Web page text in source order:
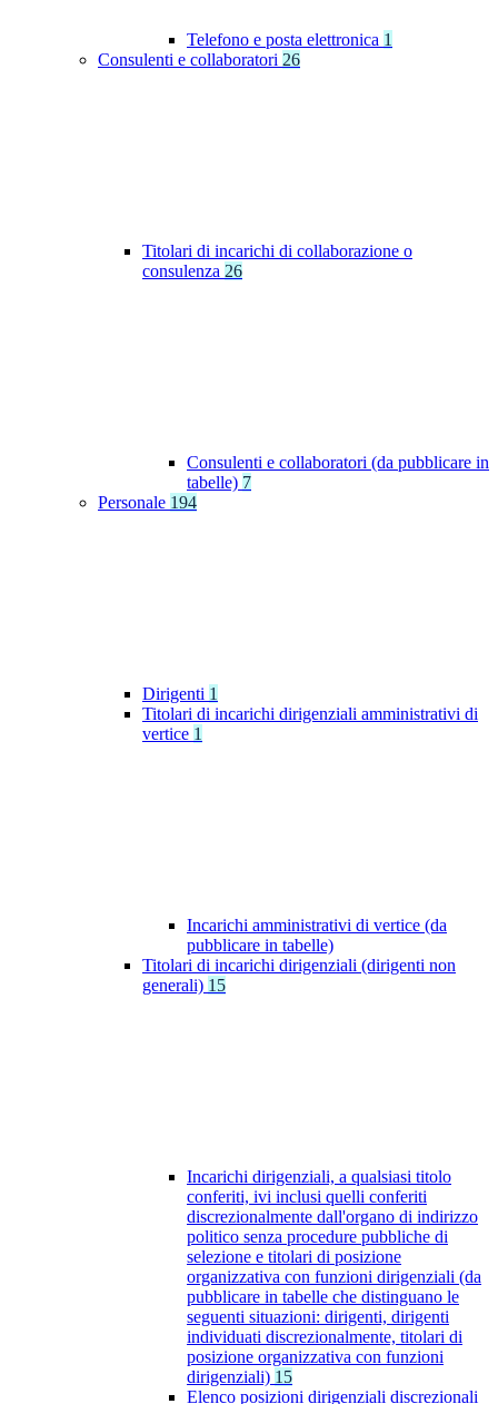
Telefono e posta elettronica 1
Consulenti e collaboratori 26
Titolari di incarichi di collaborazione o
consulenza 26
Consulenti e collaboratori (da pubblicare in
tabelle) 7
Personale 194
Dirigenti 1
Titolari di incarichi dirigenziali amministrativi di
vertice 1
Incarichi amministrativi di vertice (da
pubblicare in tabelle)
Titolari di incarichi dirigenziali (dirigenti non
generali) 15
Incarichi dirigenziali, a qualsiasi titolo
conferiti, ivi inclusi quelli conferiti
discrezionalmente dall'organo di indirizzo
politico senza procedure pubbliche di
selezione e titolari di posizione
organizzativa con funzioni dirigenziali (da
pubblicare in tabelle che distinguano le
seguenti situazioni: dirigenti, dirigenti
individuati discrezionalmente, titolari di
posizione organizzativa con funzioni
dirigenziali) 15
Elenco posizioni dirigenziali discrezionali